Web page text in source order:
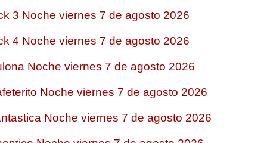
3 Noche viernes 7 de agosto 2026
4 Noche viernes 7 de agosto 2026
Noche viernes 7 de agosto 2026
Noche viernes 7 de agosto 2026
Noche viernes 7 de agosto 2026